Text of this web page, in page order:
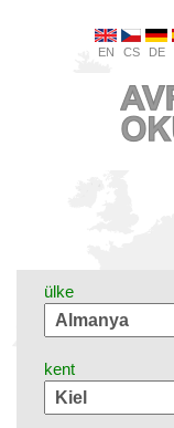
EN CS DE
ülke
kent